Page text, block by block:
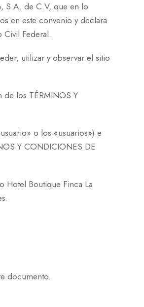
S.A. de C.V, que en lo
en este convenio y declara
Federal.
utilizar y observar el sitio
los TÉRMINOS Y
o los «usuarios») e
Y CONDICIONES DE
Hotel Boutique Finca La
documento.